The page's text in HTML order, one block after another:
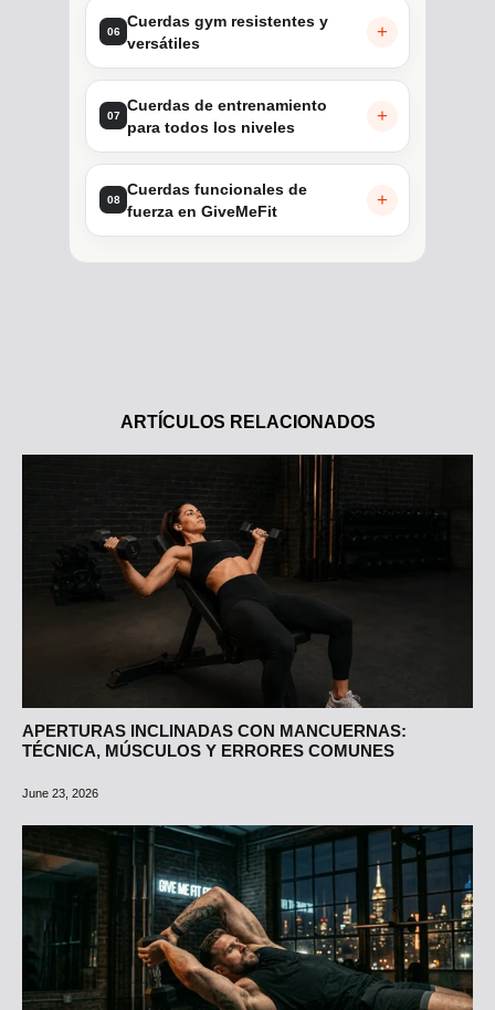
06
Cuerdas gym resistentes y
versátiles
07
Cuerdas de entrenamiento
para todos los niveles
08
Cuerdas funcionales de
fuerza en GiveMeFit
ARTÍCULOS RELACIONADOS
APERTURAS INCLINADAS CON MANCUERNAS:
TÉCNICA, MÚSCULOS Y ERRORES COMUNES
June 23, 2026